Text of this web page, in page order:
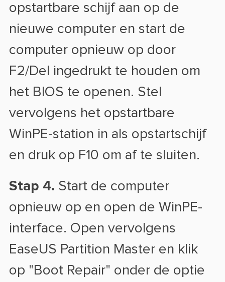
opstartbare schijf aan op de
nieuwe computer en start de
computer opnieuw op door
F2/Del ingedrukt te houden om
het BIOS te openen. Stel
vervolgens het opstartbare
WinPE-station in als opstartschijf
en druk op F10 om af te sluiten.
Stap 4. Start de computer
opnieuw op en open de WinPE-
interface. Open vervolgens
EaseUS Partition Master en klik
op "Boot Repair" onder de optie